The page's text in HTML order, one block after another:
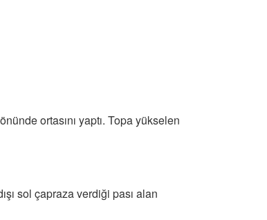
ortasını yaptı. Topa yükselen
sol çapraza verdiği pası alan